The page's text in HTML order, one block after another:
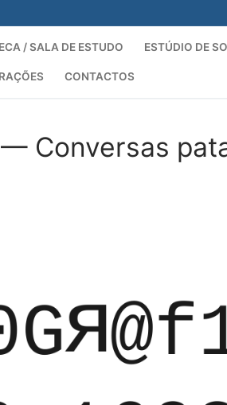
/ SALA DE ESTUDO ESTÚDIO DE
CONTACTOS
— Conversas